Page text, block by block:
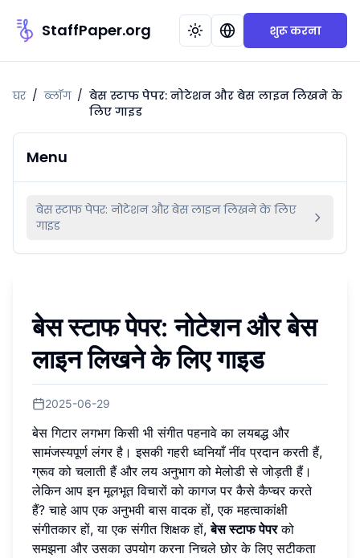
StaffPaper.org शुरू करना
घर / ब्लॉग / बेस स्टाफ पेपर: नोटेशन और बेस लाइन लिखने के
लिए गाइड
Menu
बेस स्टाफ पेपर: नोटेशन और बेस लाइन लिखने के लिए
गाइड
बेस स्टाफ पेपर: नोटेशन और बेस
लाइन लिखने के लिए गाइड
2025-06-29
बेस गिटार लगभग किसी भी संगीत पहनावे का लयबद्ध और
सामंजस्यपूर्ण लंगर है। इसकी गहरी ध्वनियाँ नींव प्रदान करती हैं,
ग्रूव को चलाती हैं और लय अनुभाग को मेलोडी से जोड़ती हैं।
लेकिन आप इन मूलभूत विचारों को कागज पर कैसे कैप्चर करते
हैं? चाहे आप एक अनुभवी बास वादक हों, एक महत्वाकांक्षी
संगीतकार हों, या एक संगीत शिक्षक हों,बेस स्टाफ पेपरको
समझना और उसका उपयोग करना निचले छोर के लिए सटीकता